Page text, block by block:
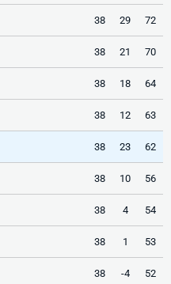
38 29 72
38 21 70
38 18 64
38 12 63
38 23 62
38 10 56
38 4 54
38 1 53
38 -4 52